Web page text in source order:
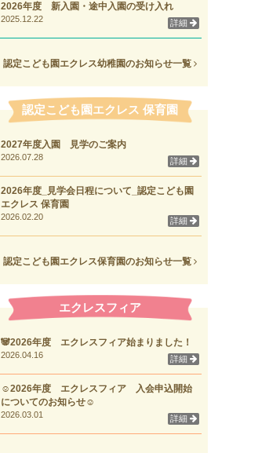
2026年度 新入園・途中入園の受け入れ
2025.12.22 詳細
認定こども園エクレス幼稚園のお知らせ一覧
認定こども園エクレス 保育園
2027年度入園 見学のご案内
2026.07.28 詳細
2026年度_見学会日程について_認定こども園
エクレス 保育園
2026.02.20 詳細
認定こども園エクレス保育園のお知らせ一覧
エクレスフィア
🐼2026年度 エクレスフィア始まりました！
2026.04.16 詳細
☺2026年度 エクレスフィア 入会申込開始
についてのお知らせ☺
2026.03.01 詳細